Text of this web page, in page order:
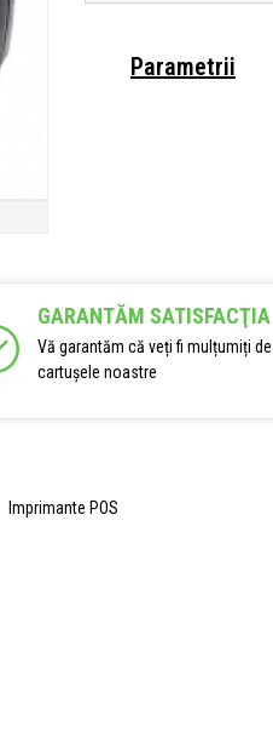
Parametrii
GARANTĂM SATISFACŢIA
Vă garantăm că veți fi mulțumiți de
cartușele noastre
Imprimante POS